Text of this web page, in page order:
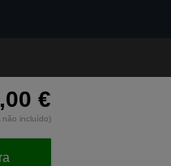
€
não incluído)